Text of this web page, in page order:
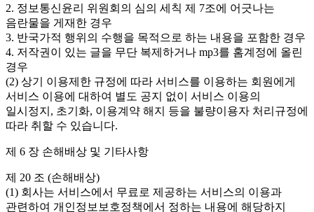
2. 정보통신윤리 위원회의 심의 세칙 제 7조에 어긋나는
음란물을 게재한 경우
3. 반국가적 행위의 수행을 목적으로 하는 내용을 포함한 경우
4. 저작권이 있는 글을 무단 복제하거나 mp3를 홈계정에 올린
경우
(2) 상기 이용제한 규정에 따라 서비스를 이용하는 회원에게
서비스 이용에 대하여 별도 공지 없이 서비스 이용의
일시정지, 초기화, 이용계약 해지 등을 불량이용자 처리규정에
따라 취할 수 있습니다.
제 6 장 손해배상 및 기타사항
제 20 조 (손해배상)
(1) 회사는 서비스에서 무료로 제공하는 서비스의 이용과
관련하여 개인정보보호정책에서 정하는 내용에 해당하지